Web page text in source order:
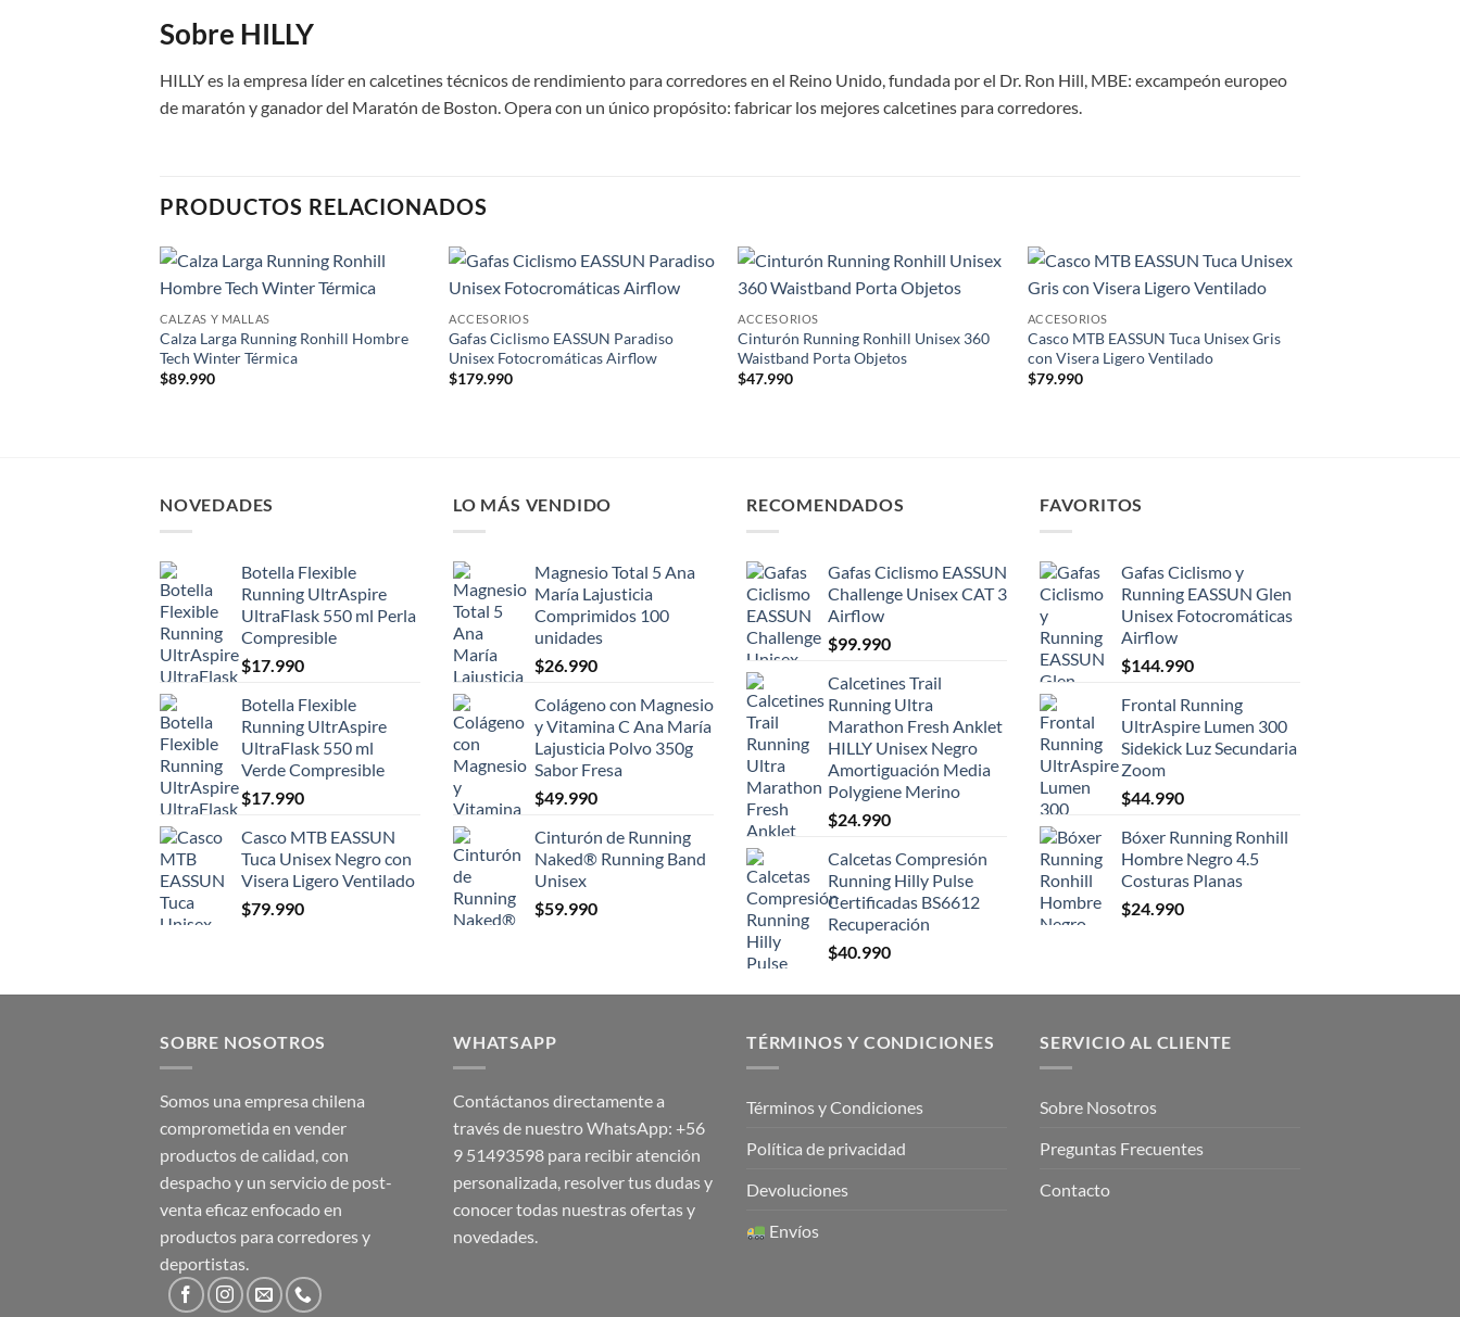
Sobre HILLY
HILLY es la empresa líder en calcetines técnicos de rendimiento para corredores en el Reino Unido, fundada por el Dr. Ron Hill, MBE: excampeón europeo
de maratón y ganador del Maratón de Boston. Opera con un único propósito: fabricar los mejores calcetines para corredores.
PRODUCTOS RELACIONADOS
CALZAS Y MALLAS
Calza Larga Running Ronhill Hombre
Tech Winter Térmica
$89.990
ACCESORIOS
Gafas Ciclismo EASSUN Paradiso
Unisex Fotocromáticas Airflow
$179.990
ACCESORIOS
Cinturón Running Ronhill Unisex 360
Waistband Porta Objetos
$47.990
ACCESORIOS
Casco MTB EASSUN Tuca Unisex Gris
con Visera Ligero Ventilado
$79.990
NOVEDADES
Botella Flexible
Running UltrAspire
UltraFlask 550 ml Perla
Compresible
$17.990
Botella Flexible
Running UltrAspire
UltraFlask 550 ml
Verde Compresible
$17.990
Casco MTB EASSUN
Tuca Unisex Negro con
Visera Ligero Ventilado
$79.990
LO MÁS VENDIDO
Magnesio Total 5 Ana
María Lajusticia
Comprimidos 100
unidades
$26.990
Colágeno con Magnesio
y Vitamina C Ana María
Lajusticia Polvo 350g
Sabor Fresa
$49.990
Cinturón de Running
Naked® Running Band
Unisex
$59.990
RECOMENDADOS
Gafas Ciclismo EASSUN
Challenge Unisex CAT 3
Airflow
$99.990
Calcetines Trail
Running Ultra
Marathon Fresh Anklet
HILLY Unisex Negro
Amortiguación Media
Polygiene Merino
$24.990
Calcetas Compresión
Running Hilly Pulse
Certificadas BS6612
Recuperación
$40.990
FAVORITOS
Gafas Ciclismo y
Running EASSUN Glen
Unisex Fotocromáticas
Airflow
$144.990
Frontal Running
UltrAspire Lumen 300
Sidekick Luz Secundaria
Zoom
$44.990
Bóxer Running Ronhill
Hombre Negro 4.5
Costuras Planas
$24.990
SOBRE NOSOTROS
Somos una empresa chilena
comprometida en vender
productos de calidad, con
despacho y un servicio de post-
venta eficaz enfocado en
productos para corredores y
deportistas.
WHATSAPP
Contáctanos directamente a
través de nuestro WhatsApp: +56
9 51493598 para recibir atención
personalizada, resolver tus dudas y
conocer todas nuestras ofertas y
novedades.
TÉRMINOS Y CONDICIONES
Términos y Condiciones
Política de privacidad
Devoluciones
Envíos
SERVICIO AL CLIENTE
Sobre Nosotros
Preguntas Frecuentes
Contacto